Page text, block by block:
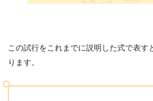
この試行をこれまでに説明した式で表す
ります。